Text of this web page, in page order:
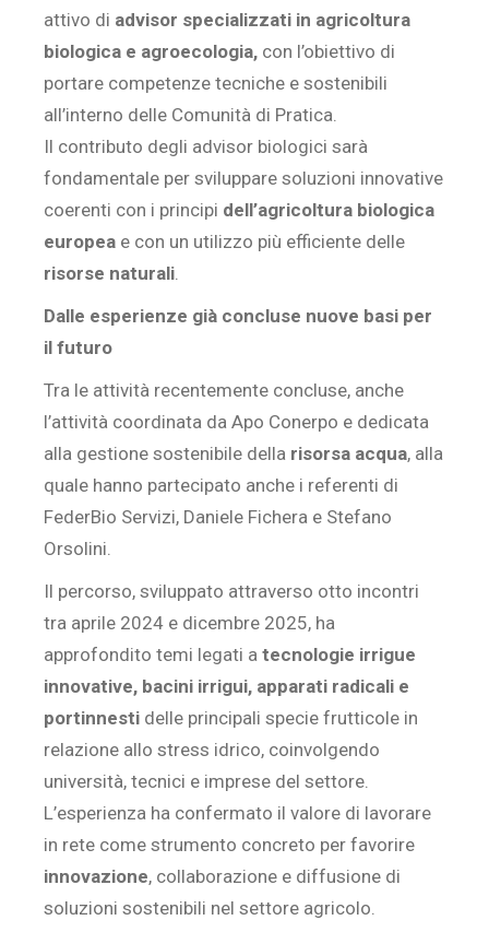
attivo di advisor specializzati in agricoltura
biologica e agroecologia, con l’obiettivo di
portare competenze tecniche e sostenibili
all’interno delle Comunità di Pratica.
Il contributo degli advisor biologici sarà
fondamentale per sviluppare soluzioni innovative
coerenti con i principi dell’agricoltura biologica
europea e con un utilizzo più efficiente delle
risorse naturali
Dalle esperienze già concluse nuove basi per
il futuro
Tra le attività recentemente concluse, anche
l’attività coordinata da Apo Conerpo e dedicata
alla gestione sostenibile della risorsa acqua, alla
quale hanno partecipato anche i referenti di
FederBio Servizi, Daniele Fichera e Stefano
Orsolini.
Il percorso, sviluppato attraverso otto incontri
tra aprile 2024 e dicembre 2025, ha
approfondito temi legati atecnologie irrigue
innovative, bacini irrigui, apparati radicali e
portinnesti delle principali specie frutticole in
relazione allo stress idrico, coinvolgendo
università, tecnici e imprese del settore.
L’esperienza ha confermato il valore di lavorare
in rete come strumento concreto per favorire
innovazione, collaborazione e diffusione di
soluzioni sostenibili nel settore agricolo.